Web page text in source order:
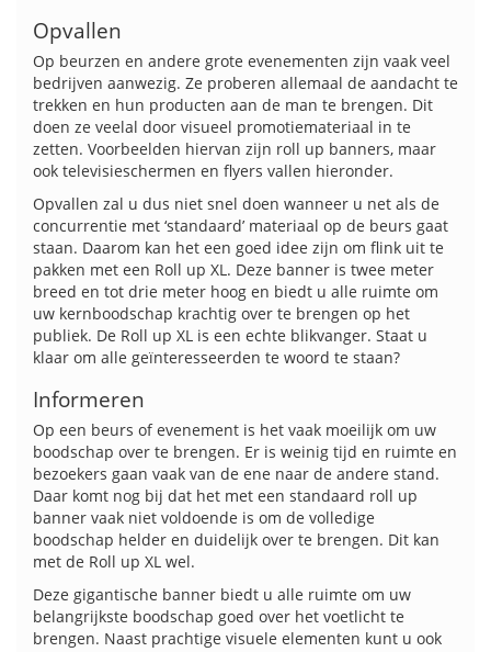
Opvallen
Op beurzen en andere grote evenementen zijn vaak veel
bedrijven aanwezig. Ze proberen allemaal de aandacht te
trekken en hun producten aan de man te brengen. Dit
doen ze veelal door visueel promotiemateriaal in te
zetten. Voorbeelden hiervan zijn roll up banners, maar
ook televisieschermen en flyers vallen hieronder.
Opvallen zal u dus niet snel doen wanneer u net als de
concurrentie met ‘standaard’ materiaal op de beurs gaat
staan. Daarom kan het een goed idee zijn om flink uit te
pakken met een Roll up XL. Deze banner is twee meter
breed en tot drie meter hoog en biedt u alle ruimte om
uw kernboodschap krachtig over te brengen op het
publiek. De Roll up XL is een echte blikvanger. Staat u
klaar om alle geïnteresseerden te woord te staan?
Informeren
Op een beurs of evenement is het vaak moeilijk om uw
boodschap over te brengen. Er is weinig tijd en ruimte en
bezoekers gaan vaak van de ene naar de andere stand.
Daar komt nog bij dat het met een standaard roll up
banner vaak niet voldoende is om de volledige
boodschap helder en duidelijk over te brengen. Dit kan
met de Roll up XL wel.
Deze gigantische banner biedt u alle ruimte om uw
belangrijkste boodschap goed over het voetlicht te
brengen. Naast prachtige visuele elementen kunt u ook